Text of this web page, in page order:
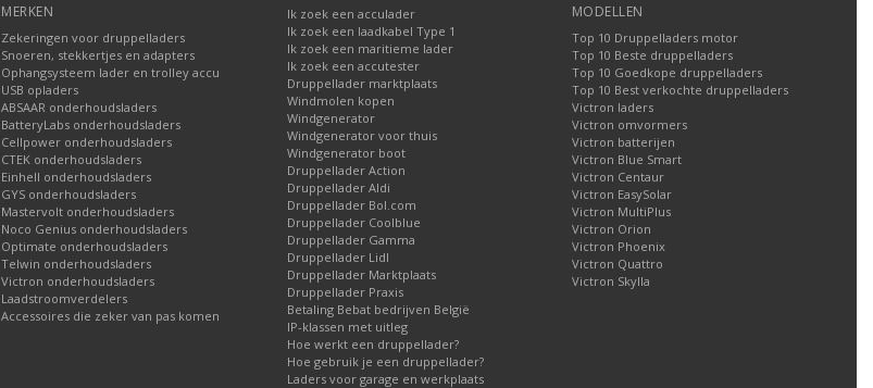
MERKEN
Zekeringen voor druppelladers
Snoeren, stekkertjes en adapters
Ophangsysteem lader en trolley accu
USB opladers
ABSAAR onderhoudsladers
BatteryLabs onderhoudsladers
Cellpower onderhoudsladers
CTEK onderhoudsladers
Einhell onderhoudsladers
GYS onderhoudsladers
Mastervolt onderhoudsladers
Noco Genius onderhoudsladers
Optimate onderhoudsladers
Telwin onderhoudsladers
Victron onderhoudsladers
Laadstroomverdelers
Accessoires die zeker van pas komen
Ik zoek een acculader
Ik zoek een laadkabel Type 1
Ik zoek een maritieme lader
Ik zoek een accutester
Druppellader marktplaats
Windmolen kopen
Windgenerator
Windgenerator voor thuis
Windgenerator boot
Druppellader Action
Druppellader Aldi
Druppellader Bol.com
Druppellader Coolblue
Druppellader Gamma
Druppellader Lidl
Druppellader Marktplaats
Druppellader Praxis
Betaling Bebat bedrijven België
IP-klassen met uitleg
Hoe werkt een druppellader?
Hoe gebruik je een druppellader?
Laders voor garage en werkplaats
MODELLEN
Top 10 Druppelladers motor
Top 10 Beste druppelladers
Top 10 Goedkope druppelladers
Top 10 Best verkochte druppelladers
Victron laders
Victron omvormers
Victron batterijen
Victron Blue Smart
Victron Centaur
Victron EasySolar
Victron MultiPlus
Victron Orion
Victron Phoenix
Victron Quattro
Victron Skylla